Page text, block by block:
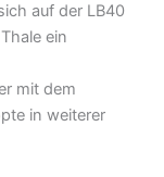
auf der LB40
ein
mit dem
in weiterer